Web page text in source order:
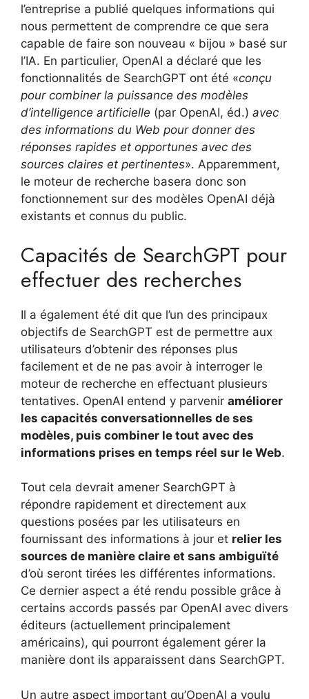
l’entreprise a publié quelques informations qui
nous permettent de comprendre ce que sera
capable de faire son nouveau « bijou » basé sur
l’IA. En particulier, OpenAI a déclaré que les
fonctionnalités de SearchGPT ont été «conçu
pour combiner la puissance des modèles
d’intelligence artificielle (par OpenAI, éd.) avec
des informations du Web pour donner des
réponses rapides et opportunes avec des
sources claires et pertinentes». Apparemment,
le moteur de recherche basera donc son
fonctionnement sur des modèles OpenAI déjà
existants et connus du public.
Capacités de SearchGPT pour
effectuer des recherches
Il a également été dit que l’un des principaux
objectifs de SearchGPT est de permettre aux
utilisateurs d’obtenir des réponses plus
facilement et de ne pas avoir à interroger le
moteur de recherche en effectuant plusieurs
tentatives. OpenAI entend y parvenir améliorer
les capacités conversationnelles de ses
modèles, puis combiner le tout avec des
informations prises en temps réel sur le Web.
Tout cela devrait amener SearchGPT à
répondre rapidement et directement aux
questions posées par les utilisateurs en
fournissant des informations à jour et relier les
sources de manière claire et sans ambiguïté
d’où seront tirées les différentes informations.
Ce dernier aspect a été rendu possible grâce à
certains accords passés par OpenAI avec divers
éditeurs (actuellement principalement
américains), qui pourront également gérer la
manière dont ils apparaissent dans SearchGPT.
Un autre aspect important qu’OpenAI a voulu